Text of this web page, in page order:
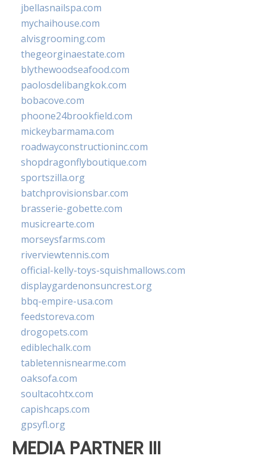
jbellasnailspa.com
mychaihouse.com
alvisgrooming.com
thegeorginaestate.com
blythewoodseafood.com
paolosdelibangkok.com
bobacove.com
phoone24brookfield.com
mickeybarmama.com
roadwayconstructioninc.com
shopdragonflyboutique.com
sportszilla.org
batchprovisionsbar.com
brasserie-gobette.com
musicrearte.com
morseysfarms.com
riverviewtennis.com
official-kelly-toys-squishmallows.com
displaygardenonsuncrest.org
bbq-empire-usa.com
feedstoreva.com
drogopets.com
ediblechalk.com
tabletennisnearme.com
oaksofa.com
soultacohtx.com
capishcaps.com
gpsyfl.org
MEDIA PARTNER III